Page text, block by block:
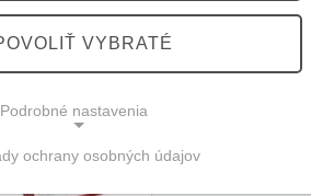
VYBRATÉ
Podrobné nastavenia
ochrany osobných údajov